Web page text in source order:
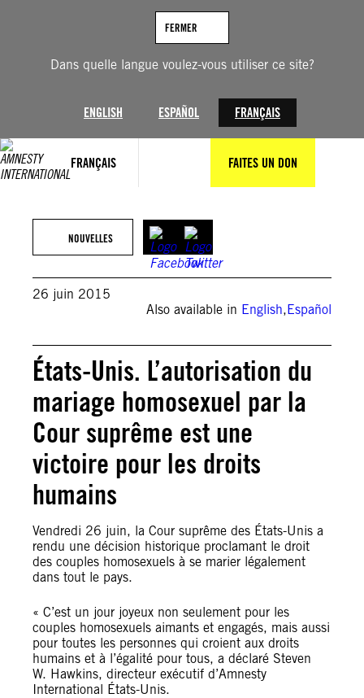
Dans quelle langue voulez-vous utiliser ce site?
ENGLISH ESPAÑOL FRANÇAIS
FERMER
FRANÇAIS FAITES UN DON
NOUVELLES
26 juin 2015
Also available in English,Español
États-Unis. L’autorisation du
mariage homosexuel par la
Cour suprême est une
victoire pour les droits
humains
Vendredi 26 juin, la Cour suprême des États-Unis a
rendu une décision historique proclamant le droit
des couples homosexuels à se marier légalement
dans tout le pays.
« C’est un jour joyeux non seulement pour les
couples homosexuels aimants et engagés, mais aussi
pour toutes les personnes qui croient aux droits
humains et à l’égalité pour tous, a déclaré Steven
W. Hawkins, directeur exécutif d’Amnesty
International États-Unis.